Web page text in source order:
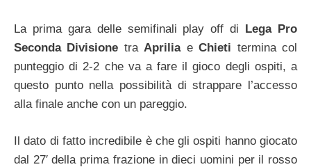
La prima gara delle semifinali play off di
Lega Pro
Seconda Divisione traApriliaeChieti termina col
punteggio di 2-2 che va a fare il gioco degli ospiti, a
questo punto nella possibilità di strappare l’accesso
alla finale anche con un pareggio.
Il dato di fatto incredibile è che gli ospiti hanno giocato
dal 27′ della prima frazione in dieci uomini per il rosso